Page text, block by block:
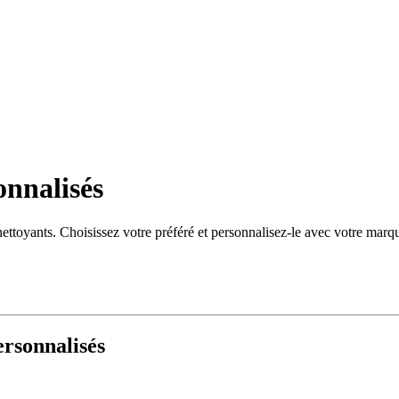
Choisissez votre préféré et personnalisez-le avec votre